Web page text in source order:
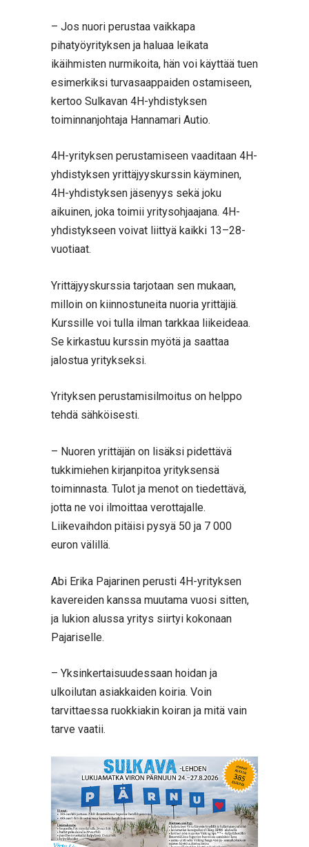
– Jos nuori perustaa vaikkapa
pihatyöyrityksen ja haluaa leikata
ikäihmisten nurmikoita, hän voi käyttää tuen
esimerkiksi turvasaappaiden ostamiseen,
kertoo Sulkavan 4H-yhdistyksen
toiminnanjohtaja Hannamari Autio.
4H-yrityksen perustamiseen vaaditaan 4H-
yhdistyksen yrittäjyyskurssin käyminen,
4H-yhdistyksen jäsenyys sekä joku
aikuinen, joka toimii yritysohjaajana. 4H-
yhdistykseen voivat liittyä kaikki 13–28-
vuotiaat.
Yrittäjyyskurssia tarjotaan sen mukaan,
milloin on kiinnostuneita nuoria yrittäjiä.
Kurssille voi tulla ilman tarkkaa liikeideaa.
Se kirkastuu kurssin myötä ja saattaa
jalostua yritykseksi.
Yrityksen perustamisilmoitus on helppo
tehdä sähköisesti.
– Nuoren yrittäjän on lisäksi pidettävä
tukkimiehen kirjanpitoa yrityksensä
toiminnasta. Tulot ja menot on tiedettävä,
jotta ne voi ilmoittaa verottajalle.
Liikevaihdon pitäisi pysyä 50 ja 7 000
euron välillä.
Abi Erika Pajarinen perusti 4H-yrityksen
kavereiden kanssa muutama vuosi sitten,
ja lukion alussa yritys siirtyi kokonaan
Pajariselle.
– Yksinkertaisuudessaan hoidan ja
ulkoilutan asiakkaiden koiria. Voin
tarvittaessa ruokkiakin koiran ja mitä vain
tarve vaatii.